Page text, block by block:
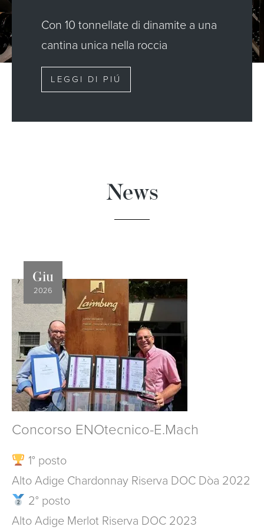
Con 10 tonnellate di dinamite a una
cantina unica nella roccia
LEGGI DI PIÚ
News
Giu
2026
Concorso ENOtecnico-E.Mach
1° posto
Alto Adige Chardonnay Riserva DOC Dòa 2022
2° posto
Alto Adige Merlot Riserva DOC 2023